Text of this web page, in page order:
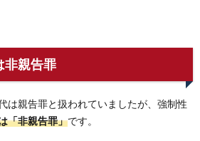
非親告罪
は親告罪と扱われていましたが、強制性
「非親告罪」です。